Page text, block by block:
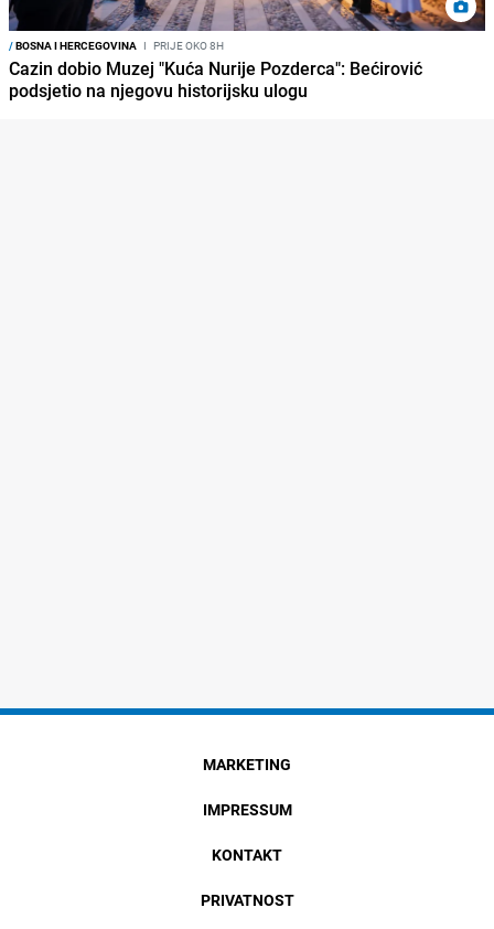
/BOSNA I HERCEGOVINA I PRIJE OKO 8H
Cazin dobio Muzej "Kuća Nurije Pozderca": Bećirović
podsjetio na njegovu historijsku ulogu
MARKETING
IMPRESSUM
KONTAKT
PRIVATNOST